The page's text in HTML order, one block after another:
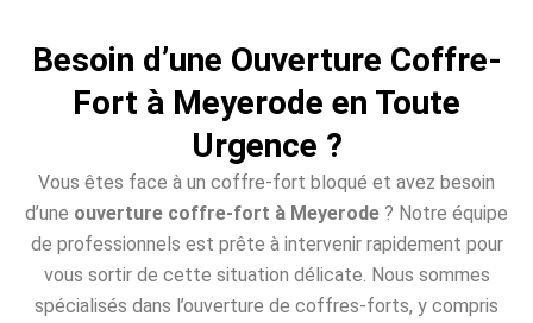
Besoin d’une Ouverture Coffre-
Fort à Meyerode en Toute
Urgence ?
Vous êtes face à un coffre-fort bloqué et avez besoin
d’une ouverture coffre-fort à Meyerode ? Notre équipe
de professionnels est prête à intervenir rapidement pour
vous sortir de cette situation délicate. Nous sommes
spécialisés dans l’ouverture de coffres-forts, y compris